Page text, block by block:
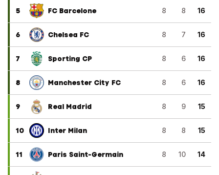
5 FC Barcelone 8 8 16
6 Chelsea FC 8 7 16
7 Sporting CP 8 6 16
8 Manchester City FC 8 6 16
9 Real Madrid 8 9 15
10 Inter Milan 8 8 15
11 Paris Saint-Germain 8 10 14